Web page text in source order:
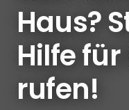
Haus?
Hilfe
rufen!